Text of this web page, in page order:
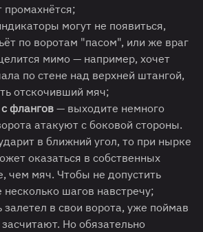
промахнётся;
могут не появиться,
по воротам "пасом", или же враг
мимо — например, хочет
по стене над верхней штангой,
отскочивший мяч;
флангов — выходите немного
атакуют с боковой стороны.
в ближний угол, то при нырке
оказаться в собственных
чем мяч. Чтобы не допустить
несколько шагов навстречу;
залетел в свои ворота, уже поймав
Но обязательно